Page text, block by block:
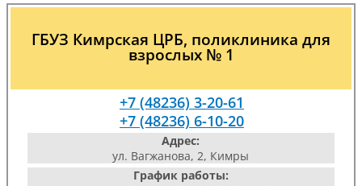
ГБУЗ Кимрская ЦРБ, поликлиника для
взрослых № 1
+7 (48236) 3-20-61
+7 (48236) 6-10-20
Адрес:
ул. Вагжанова, 2, Кимры
График работы: